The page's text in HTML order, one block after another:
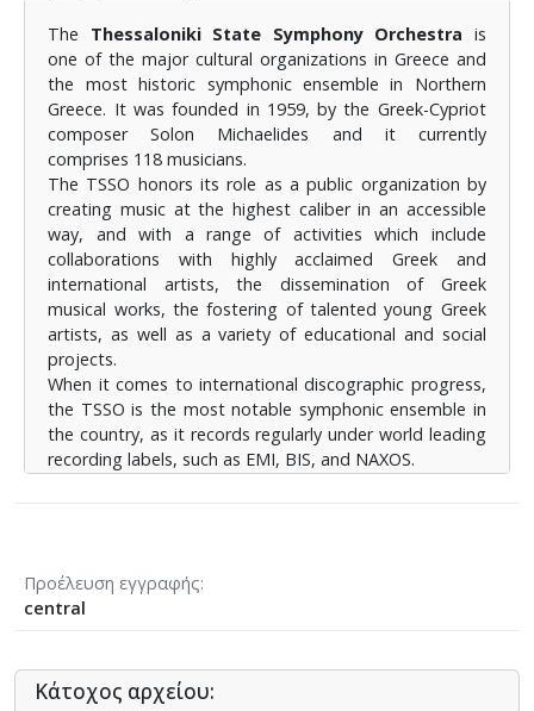
The Thessaloniki State Symphony Orchestra is
one of the major cultural organizations in Greece and
the most historic symphonic ensemble in Northern
Greece. It was founded in 1959, by the Greek-Cypriot
composer Solon Michaelides and it currently
comprises 118 musicians.
The TSSO honors its role as a public organization by
creating music at the highest caliber in an accessible
way, and with a range of activities which include
collaborations with highly acclaimed Greek and
international artists, the dissemination of Greek
musical works, the fostering of talented young Greek
artists, as well as a variety of educational and social
projects.
When it comes to international discographic progress,
the TSSO is the most notable symphonic ensemble in
the country, as it records regularly under world leading
recording labels, such as EMI, BIS, and NAXOS.
Προέλευση εγγραφής
central
Κάτοχος αρχείου: